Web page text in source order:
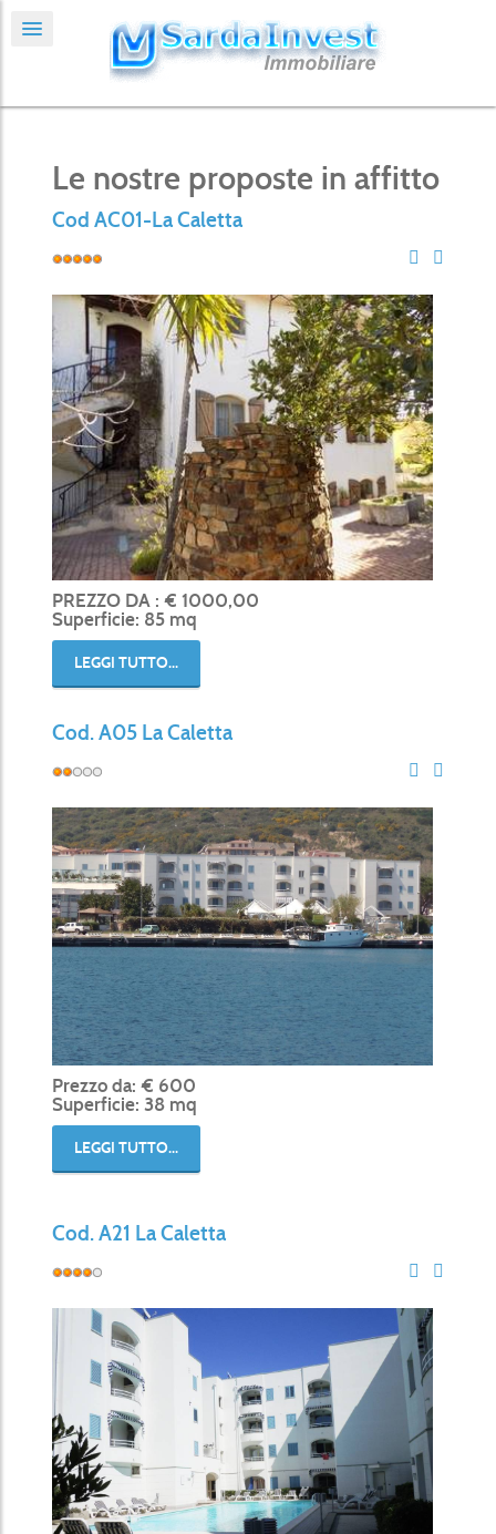
Le nostre proposte in affitto
Cod AC01-La Caletta
PREZZO DA : € 1000,00
Superficie: 85 mq
LEGGI TUTTO...
Cod. A05 La Caletta
Prezzo da: € 600
Superficie: 38 mq
LEGGI TUTTO...
Cod. A21 La Caletta